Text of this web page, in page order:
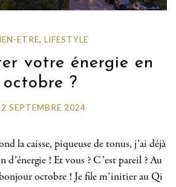
ETRE, LIFESTYLE
votre énergie en
octobre ?
SEPTEMBRE 2024
la caisse, piqueuse de tonus, j’ai déjà
d’énergie ! Et vous ? C’est pareil ? Au
octobre ! Je file m’initier au Qi